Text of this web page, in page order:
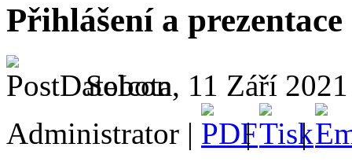
Přihlášení a prezentace
Sobota, 11 Září
Administrator |
| |